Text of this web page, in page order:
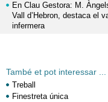
En Clau Gestora: M.
Vall d’Hebron, destaca el
infermera
També et pot interessar ...
Treball
Finestreta única